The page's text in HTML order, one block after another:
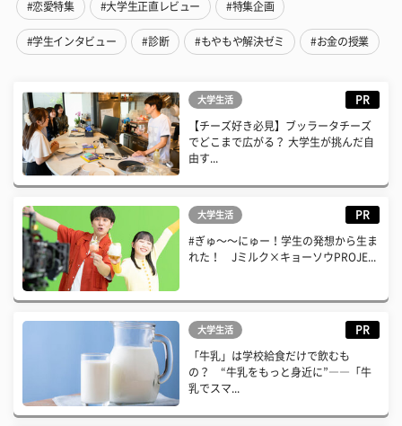
#恋愛特集 #大学生正直レビュー #特集企画
#学生インタビュー #診断 #もやもや解決ゼミ #お金の授業
大学生活 PR
【チーズ好き必見】ブッラータチーズ
でどこまで広がる？ 大学生が挑んだ自
由す...
大学生活 PR
#ぎゅ〜〜にゅー！学生の発想から生ま
れた！ Jミルク×キョーソウPROJE...
大学生活 PR
「牛乳」は学校給食だけで飲むも
の？ “牛乳をもっと身近に”――「牛
乳でスマ...